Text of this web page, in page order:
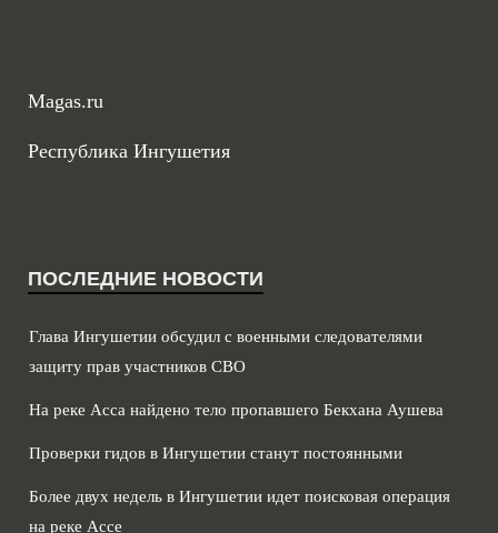
Magas.ru
Республика Ингушетия
ПОСЛЕДНИЕ НОВОСТИ
Глава Ингушетии обсудил с военными следователями
защиту прав участников СВО
На реке Асса найдено тело пропавшего Бекхана Аушева
Проверки гидов в Ингушетии станут постоянными
Более двух недель в Ингушетии идет поисковая операция
на реке Ассе